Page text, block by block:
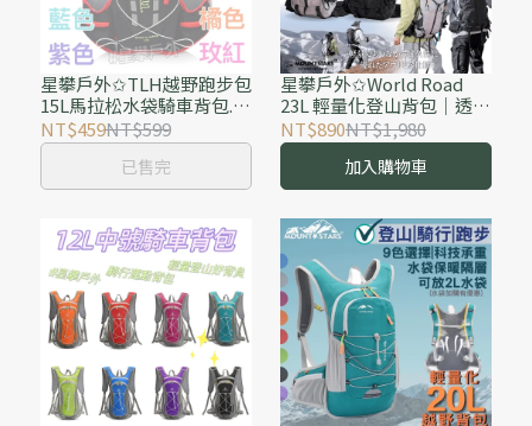
星攀戶外✩TLH越野跑步包
15L馬拉松水袋騎車背包.15
升輕量登山背包.馬拉松背
包#679.超輕透氣水袋背包
NT$459NT$599
已售完
星攀戶外✩World Road
23L 輕量化登山背包｜透氣
背負系統｜越野旅行雙肩
包｜防潑水｜登山健行／
騎行／旅行
NT$890NT$1,980
加入購物車